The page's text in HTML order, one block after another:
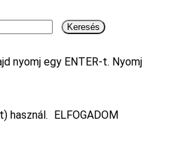
nyomj egy ENTER-t. Nyomj
használ.
ELFOGADOM